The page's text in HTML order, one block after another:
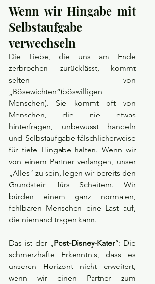
Wenn wir Hingabe mit
Selbstaufgabe
verwechseln
Die Liebe, die uns am Ende
zerbrochen zurücklässt, kommt
selten von
„Bösewichten“(böswilligen
Menschen). Sie kommt oft von
Menschen, die nie etwas
hinterfragen, unbewusst handeln
und Selbstaufgabe fälschlicherweise
für tiefe Hingabe halten. Wenn wir
von einem Partner verlangen, unser
„Alles“ zu sein, legen wir bereits den
Grundstein fürs Scheitern. Wir
bürden einem ganz normalen,
fehlbaren Menschen eine Last auf,
die niemand tragen kann.
Das ist der „ Post-Disney-Kater“: Die
schmerzhafte Erkenntnis, dass es
unseren Horizont nicht erweitert,
wenn wir einen Partner zum